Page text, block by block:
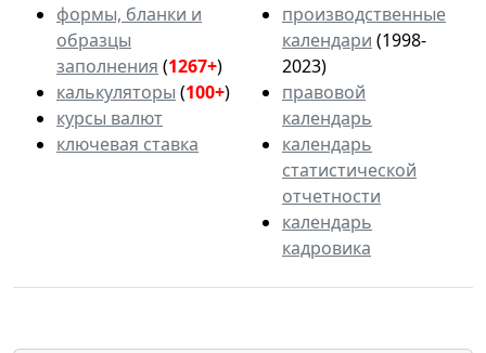
формы, бланки и
образцы
заполнения (1267+)
калькуляторы (100+)
курсы валют
ключевая ставка
производственные
календари (1998-
2023)
правовой
календарь
календарь
статистической
отчетности
календарь
кадровика